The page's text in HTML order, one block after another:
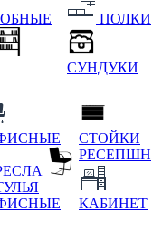
ПОЛКИ
СУНДУКИ
СТОЙКИ
РЕСЕПШН
КАБИНЕТ